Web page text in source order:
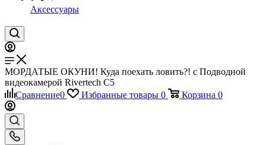
Аксессуары
МОРДАТЫЕ ОКУНИ! Куда поехать ловить?! с Подводной
видеокамерой Rivertech C5
Сравнение0 Избранные товары 0 Корзина 0